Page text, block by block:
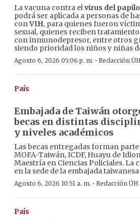
La vacuna contra elvirus del
podrá ser aplicada a personas de
conVIH, para quienes fueron
sexual, quienes reciben
con inmunodepresor, entre otros
siendo prioridad los niños y niñas
Agosto 6, 2026 05:06 p. m. · Redacción ÚH
País
Embajada de Taiwán
becas en distintas
y niveles académicos
Las becas entregadas forman
MOFA-Taiwán, ICDF, Huayu de
Maestría en Ciencias Policiales. La
en la sede de la embajada
Agosto 6, 2026 10:51 a. m. · Redacción ÚH
País